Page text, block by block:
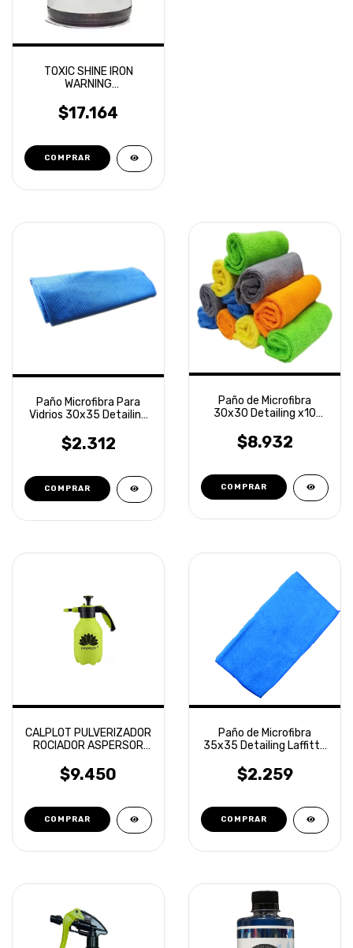
TOXIC SHINE IRON
WARNING
FERRICO 600ML
$17.164
Paño Microfibra Para
Vidrios 30x35 Detailing
$2.312
Paño de Microfibra
30x30 Detailing x10
$8.932
CALPLOT PULVERIZADOR
ROCIADOR ASPERSOR
$9.450
Paño de Microfibra
35x35 Detailing Laffitte
$2.259